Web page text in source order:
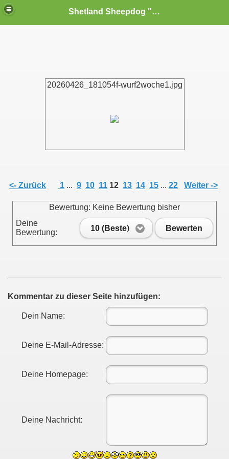
Shetland Sheepdog "Sheltie" s vom Dornenfeld FCI
20260426_181054f-wurf2woche1.jpg
<- Zurück 1 ... 9 10 11 12 13 14 15 ... 22 Weiter ->
Bewertung: Keine Bewertung bisher
Deine
Bewertung:
10 (Beste) Bewerten
Kommentar zu dieser Seite hinzufügen:
Dein Name:
Deine E-Mail-Adresse:
Deine Homepage:
Deine Nachricht: